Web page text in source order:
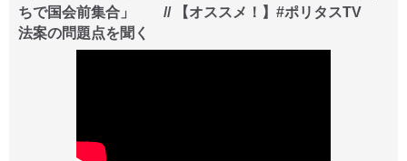
ちで国会前集合」 // 【オススメ！】#ポリタスTV
法案の問題点を聞く